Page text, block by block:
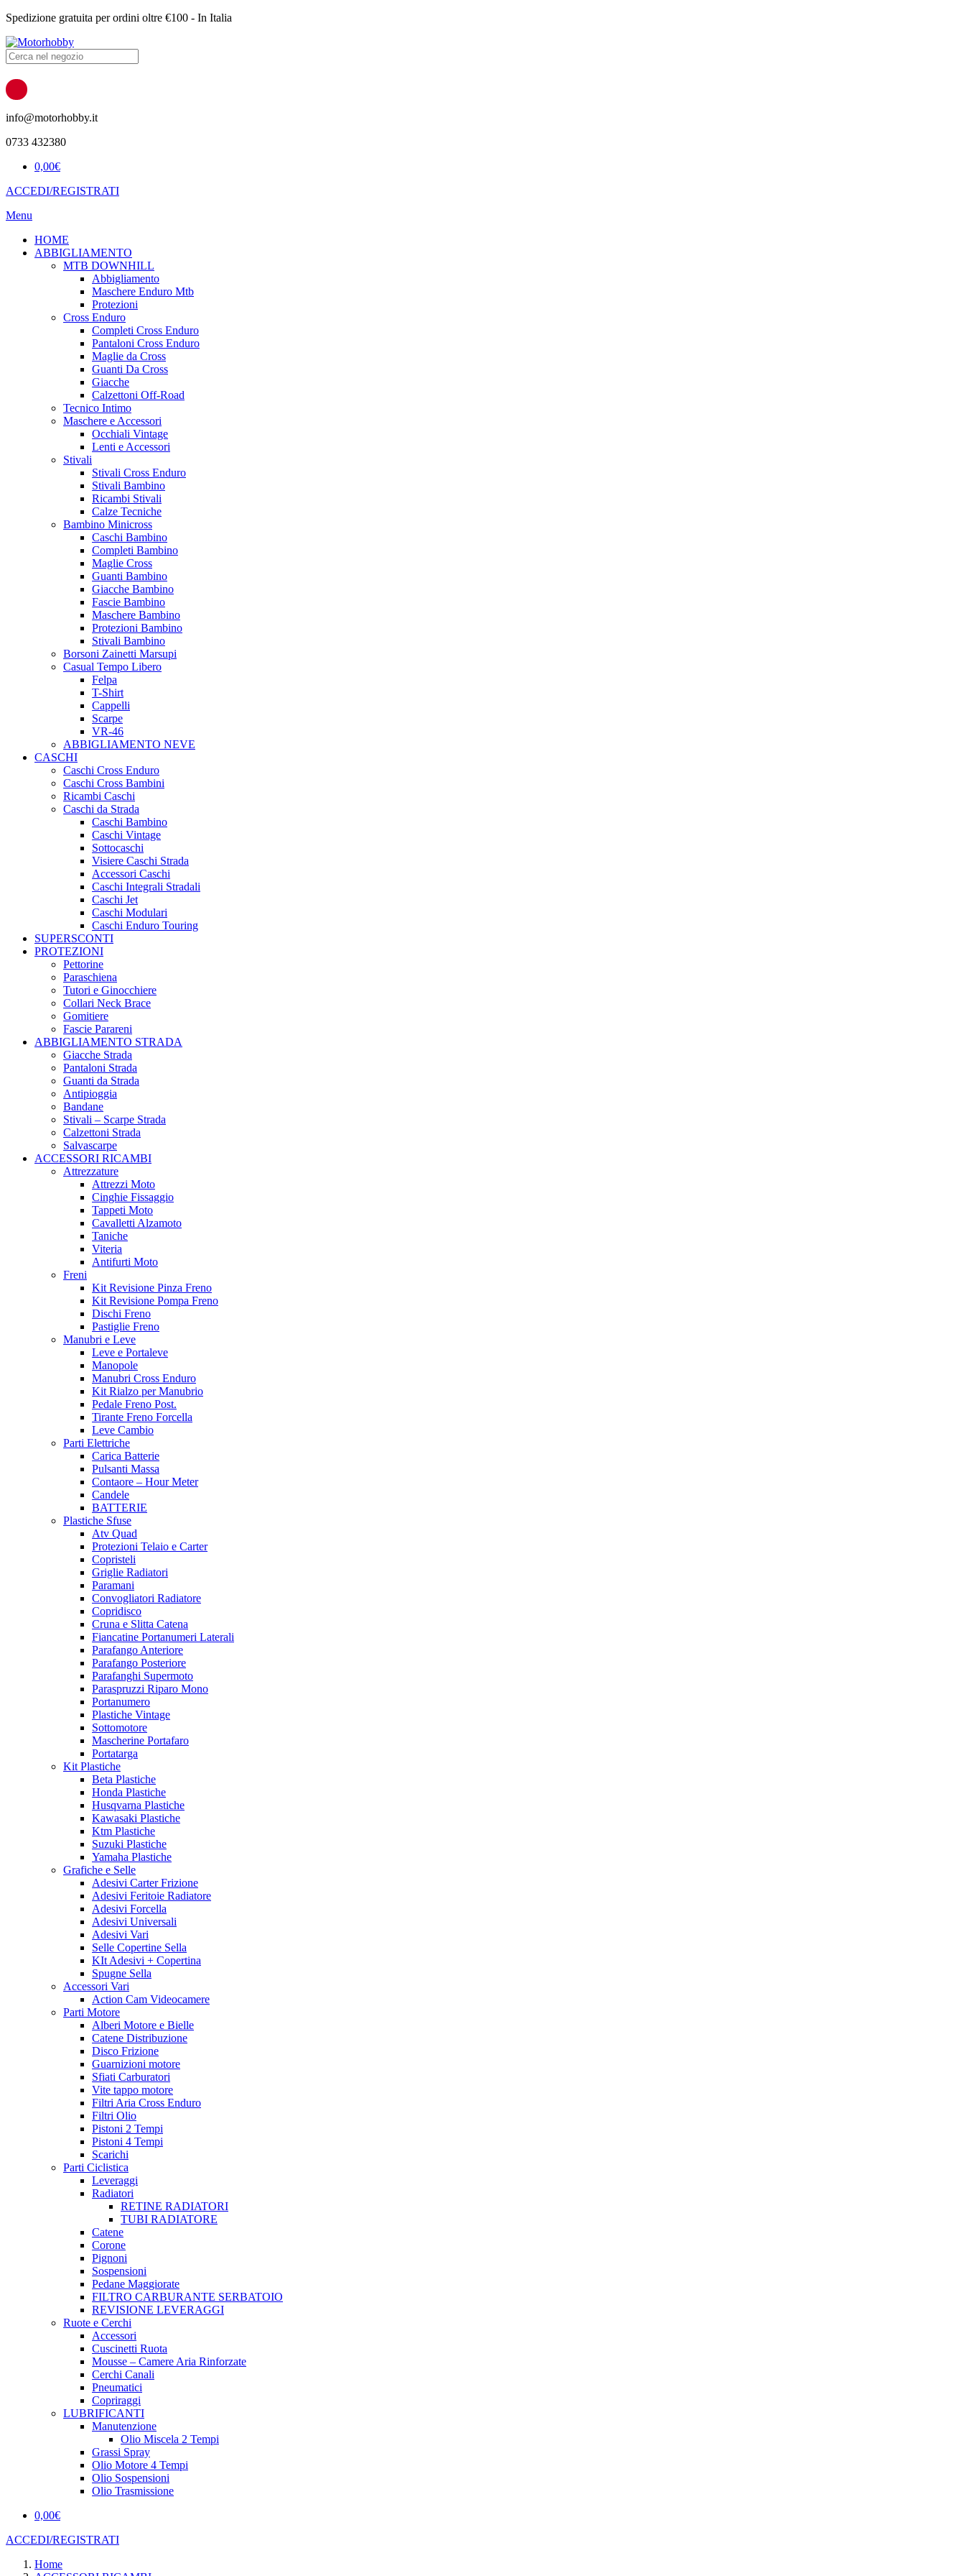
Spedizione gratuita per ordini oltre €100 - In Italia
Products
search
info@motorhobby.it
0733 432380
0,00€
ACCEDI/REGISTRATI
Menu
HOME
ABBIGLIAMENTO
MTB DOWNHILL
Abbigliamento
Maschere Enduro Mtb
Protezioni
Cross Enduro
Completi Cross Enduro
Pantaloni Cross Enduro
Maglie da Cross
Guanti Da Cross
Giacche
Calzettoni Off-Road
Tecnico Intimo
Maschere e Accessori
Occhiali Vintage
Lenti e Accessori
Stivali
Stivali Cross Enduro
Stivali Bambino
Ricambi Stivali
Calze Tecniche
Bambino Minicross
Caschi Bambino
Completi Bambino
Maglie Cross
Guanti Bambino
Giacche Bambino
Fascie Bambino
Maschere Bambino
Protezioni Bambino
Stivali Bambino
Borsoni Zainetti Marsupi
Casual Tempo Libero
Felpa
T-Shirt
Cappelli
Scarpe
VR-46
ABBIGLIAMENTO NEVE
CASCHI
Caschi Cross Enduro
Caschi Cross Bambini
Ricambi Caschi
Caschi da Strada
Caschi Bambino
Caschi Vintage
Sottocaschi
Visiere Caschi Strada
Accessori Caschi
Caschi Integrali Stradali
Caschi Jet
Caschi Modulari
Caschi Enduro Touring
SUPERSCONTI
PROTEZIONI
Pettorine
Paraschiena
Tutori e Ginocchiere
Collari Neck Brace
Gomitiere
Fascie Parareni
ABBIGLIAMENTO STRADA
Giacche Strada
Pantaloni Strada
Guanti da Strada
Antipioggia
Bandane
Stivali – Scarpe Strada
Calzettoni Strada
Salvascarpe
ACCESSORI RICAMBI
Attrezzature
Attrezzi Moto
Cinghie Fissaggio
Tappeti Moto
Cavalletti Alzamoto
Taniche
Viteria
Antifurti Moto
Freni
Kit Revisione Pinza Freno
Kit Revisione Pompa Freno
Dischi Freno
Pastiglie Freno
Manubri e Leve
Leve e Portaleve
Manopole
Manubri Cross Enduro
Kit Rialzo per Manubrio
Pedale Freno Post.
Tirante Freno Forcella
Leve Cambio
Parti Elettriche
Carica Batterie
Pulsanti Massa
Contaore – Hour Meter
Candele
BATTERIE
Plastiche Sfuse
Atv Quad
Protezioni Telaio e Carter
Copristeli
Griglie Radiatori
Paramani
Convogliatori Radiatore
Copridisco
Cruna e Slitta Catena
Fiancatine Portanumeri Laterali
Parafango Anteriore
Parafango Posteriore
Parafanghi Supermoto
Paraspruzzi Riparo Mono
Portanumero
Plastiche Vintage
Sottomotore
Mascherine Portafaro
Portatarga
Kit Plastiche
Beta Plastiche
Honda Plastiche
Husqvarna Plastiche
Kawasaki Plastiche
Ktm Plastiche
Suzuki Plastiche
Yamaha Plastiche
Grafiche e Selle
Adesivi Carter Frizione
Adesivi Feritoie Radiatore
Adesivi Forcella
Adesivi Universali
Adesivi Vari
Selle Copertine Sella
KIt Adesivi + Copertina
Spugne Sella
Accessori Vari
Action Cam Videocamere
Parti Motore
Alberi Motore e Bielle
Catene Distribuzione
Disco Frizione
Guarnizioni motore
Sfiati Carburatori
Vite tappo motore
Filtri Aria Cross Enduro
Filtri Olio
Pistoni 2 Tempi
Pistoni 4 Tempi
Scarichi
Parti Ciclistica
Leveraggi
Radiatori
RETINE RADIATORI
TUBI RADIATORE
Catene
Corone
Pignoni
Sospensioni
Pedane Maggiorate
FILTRO CARBURANTE SERBATOIO
REVISIONE LEVERAGGI
Ruote e Cerchi
Accessori
Cuscinetti Ruota
Mousse – Camere Aria Rinforzate
Cerchi Canali
Pneumatici
Copriraggi
LUBRIFICANTI
Manutenzione
Olio Miscela 2 Tempi
Grassi Spray
Olio Motore 4 Tempi
Olio Sospensioni
Olio Trasmissione
0,00€
ACCEDI/REGISTRATI
Home